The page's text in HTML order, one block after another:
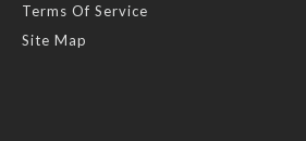
Terms Of Service
Site Map